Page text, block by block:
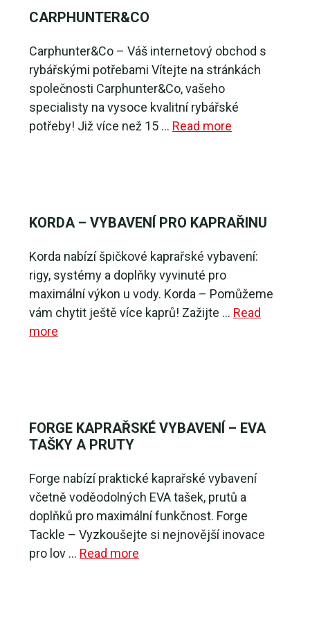
CARPHUNTER&CO
Carphunter&Co – Váš internetový obchod s
rybářskými potřebami Vítejte na stránkách
společnosti Carphunter&Co, vašeho
specialisty na vysoce kvalitní rybářské
potřeby! Již více než 15 … Read more
KORDA – VYBAVENÍ PRO KAPRAŘINU
Korda nabízí špičkové kaprařské vybavení:
rigy, systémy a doplňky vyvinuté pro
maximální výkon u vody. Korda – Pomůžeme
vám chytit ještě více kaprů! Zažijte … Read
more
FORGE KAPRAŘSKÉ VYBAVENÍ – EVA
TAŠKY A PRUTY
Forge nabízí praktické kaprařské vybavení
včetně voděodolných EVA tašek, prutů a
doplňků pro maximální funkčnost. Forge
Tackle – Vyzkoušejte si nejnovější inovace
pro lov … Read more